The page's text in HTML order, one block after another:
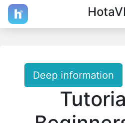
Deep information